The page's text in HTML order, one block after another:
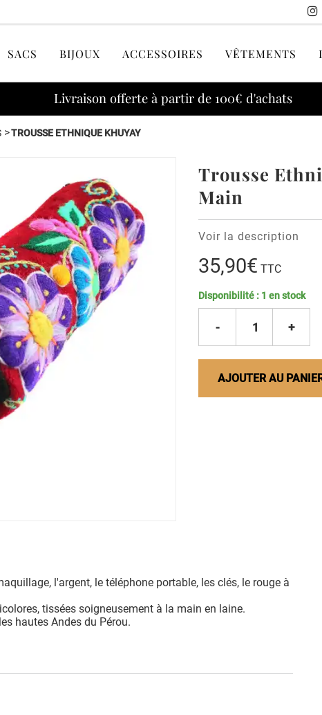
SACS BIJOUX ACCESSOIRES VÊTEMENTS
Livraison offerte à partir de 100€ d'achats
>TROUSSE ETHNIQUE KHUYAY
Trousse
Main
Voir la description
35,90€ TTC
Disponibilité : 1 en stock
- 1 +
AJOUTER AU
l'argent, le téléphone portable, les clés, le rouge à
tissées soigneusement à la main en laine.
hautes Andes du Pérou.